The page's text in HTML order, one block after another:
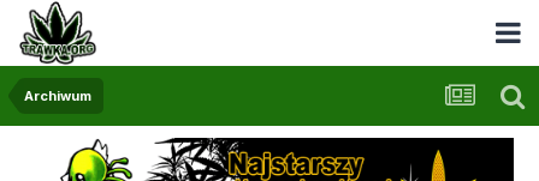
Archiwum